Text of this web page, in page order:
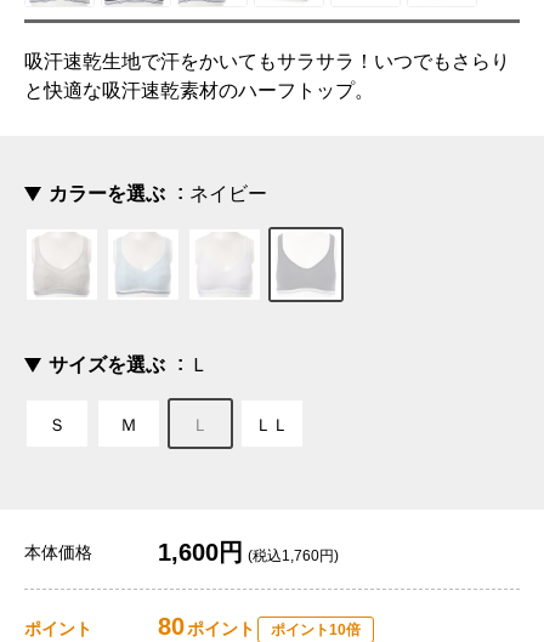
吸汗速乾生地で汗をかいてもサラサラ！いつでもさらり
と快適な吸汗速乾素材のハーフトップ。
カラーを選ぶ ネイビー
サイズを選ぶ Ｌ
Ｓ Ｍ Ｌ ＬＬ
本体価格 1,600円 (税込1,760円)
ポイント 80ポイント ポイント10倍